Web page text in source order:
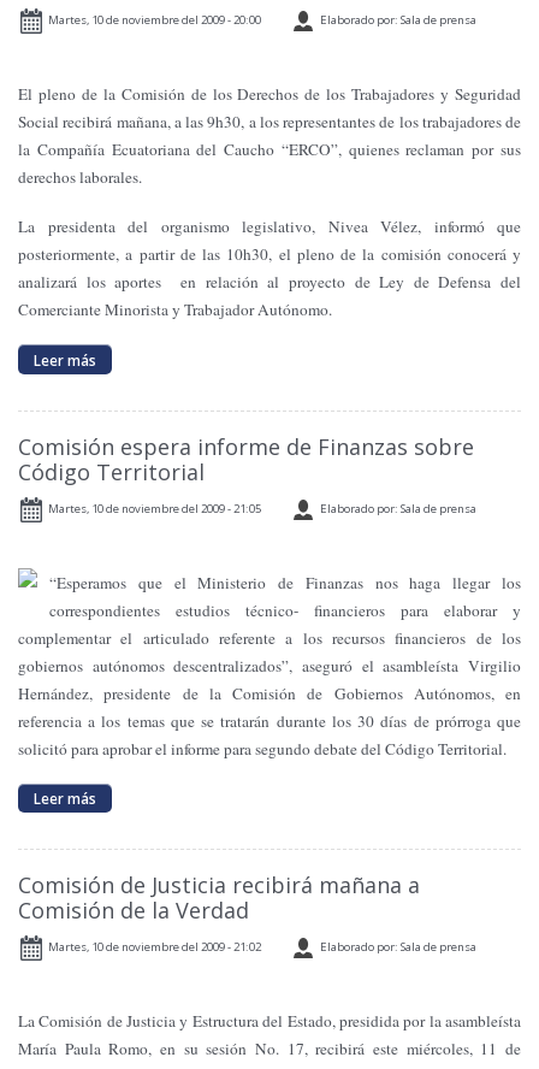
Martes, 10 de noviembre del 2009 - 20:00 Elaborado por: Sala de prensa
El pleno de la Comisión de los Derechos de los Trabajadores y Seguridad
Social recibirá mañana, a las 9h30, a los representantes de los trabajadores de
la CompañíaEcuatorianadel Caucho “ERCO”, quienes reclaman por sus
derechos laborales.
La presidenta del organismo legislativo, Nivea Vélez, informó que
posteriormente, a partir de las 10h30, el pleno de la comisión conocerá y
analizará los aportes en relación al proyecto de Ley de Defensa del
Comerciante Minorista y Trabajador Autónomo.
Leer más
Comisión espera informe de Finanzas sobre
Código Territorial
Martes, 10 de noviembre del 2009 - 21:05 Elaborado por: Sala de prensa
“Esperamos que el Ministerio de Finanzas nos haga llegar los
correspondientes estudios técnico- financieros para elaborar y
complementar el articulado referente a los recursos financieros de los
gobiernos autónomos descentralizados”, aseguró el asambleísta Virgilio
Hernández, presidente de la Comisión de Gobiernos Autónomos, en
referencia a los temas que se tratarán durante los 30 días de prórroga que
solicitó para aprobar el informe para segundo debate del Código Territorial.
Leer más
Comisión de Justicia recibirá mañana a
Comisión de la Verdad
Martes, 10 de noviembre del 2009 - 21:02 Elaborado por: Sala de prensa
La Comisión de Justicia y Estructura del Estado, presidida por la asambleísta
María Paula Romo, en su sesión No. 17, recibirá este miércoles, 11 de